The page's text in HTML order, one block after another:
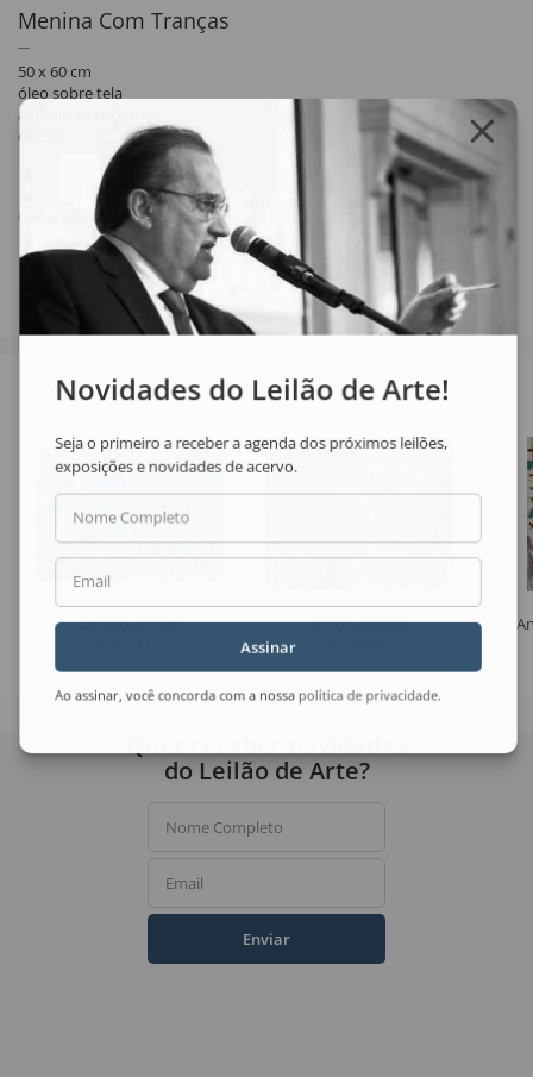
Menina Com Tranças
50 x 60 cm
óleo sobre tela
assinatura no verso
déc. 90
Compartilhar
Veja também
Uberto Zamith
Nilton Zanotti
Novidades do Leilão de Arte!
Seja o primeiro a receber a agenda dos próximos leilões,
exposições e novidades de acervo.
Nome Completo
Email
Assinar
Ao assinar, você concorda com a nossa política de privacidade.
do Leilão de Arte?
Nome Completo
Email
Enviar